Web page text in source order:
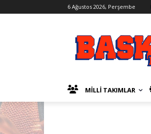
6 Ağustos 2026, Perşembe
MİLLİ TAKIMLAR